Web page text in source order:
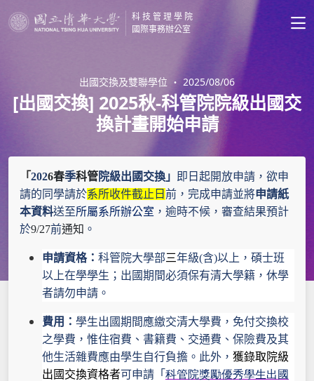
科技管理學院
國際事務辦公室
出國交換及雙聯學位 ・ 2025/08/06
[出國交換] 2025秋-科管院院級出國交
換計畫開始申請
「2026春季科管院級出國交換」
即日起開放申請，欲申
請的同學請於系所收件截止日 前，完成申請並將申請紙
本資料送至所屬系所辦公室 ，逾時不候，審查結果預計
於9/27前通知 。
申請資格： 科管院大學部三年級(含)以上，碩士班
以上在學學生；出國期間必須保有清大學籍，休學
者請勿申請。
費用： 學生出國期間應繳交清大學費，免付交換校
之學費，惟住宿費、書籍費、交通費、保險費及其
他生活雜費應由學生自行負擔。此外， 獲錄取院級
出國交換資格者可申請「 科管院獎勵優秀學生出國